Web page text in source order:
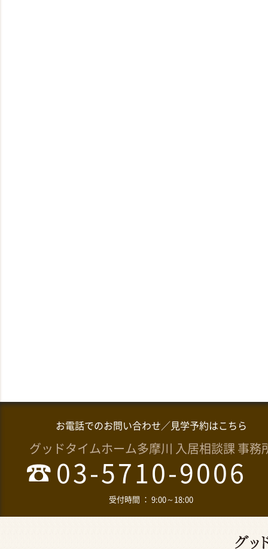
お電話でのお問い合わせ／見学予約はこちら
グッドタイムホーム多摩川 入居相談課 事務
03-5710-9006
受付時間 ： 9:00～18:00